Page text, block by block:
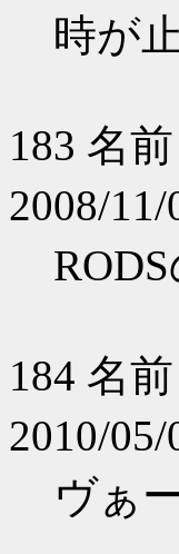
時が
183 名前
2008/
184 名前
2010/
ヴぁ